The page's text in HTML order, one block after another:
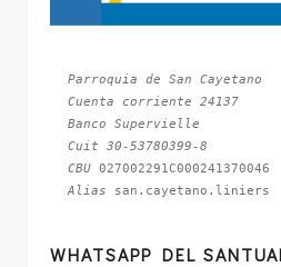
Parroquia de San Cayetano
Cuenta corriente 24137
Banco Supervielle
Cuit 30-53780399-8
CBU
Alias san.cayetano.liniers
WHATSAPP DEL